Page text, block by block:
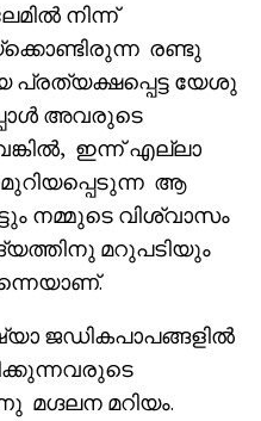
നിന്ന്
രണ്ടു
പ്രത്യക്ഷപ്പെട്ട യേശു
അവരുടെ
ഇന്ന് എല്ലാ
ആ
നമ്മുടെ വിശ്വാസം
മറുപടിയും
ജഡികപാപങ്ങളിൽ
മറിയം.